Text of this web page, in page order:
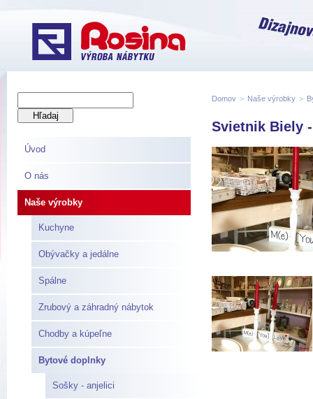
Úvod
O nás
Naše výrobky
Kuchyne
Obývačky a jedálne
Spálne
Zrubový a záhradný nábytok
Chodby a kúpeľne
Bytové doplnky
Sošky - anjelici
Domov > Naše výrobky >
Svietnik Biely -